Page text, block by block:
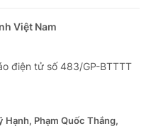
Việt Nam
điện tử số 483/GP-BTTTT
Hạnh, Phạm Quốc Thắng,